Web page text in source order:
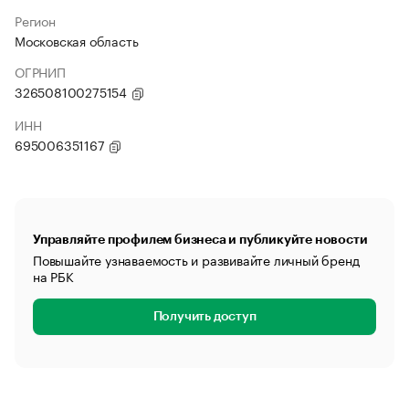
Регион
Московская область
ОГРНИП
326508100275154
ИНН
695006351167
Управляйте профилем бизнеса и публикуйте новости
Повышайте узнаваемость и развивайте личный бренд
на РБК
Получить доступ